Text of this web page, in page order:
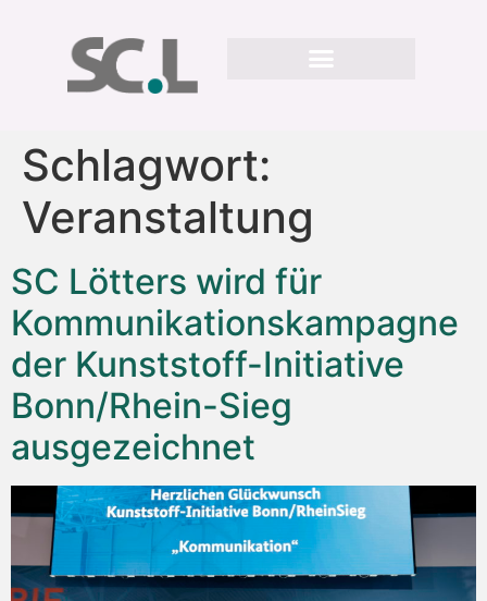
Schlagwort:
Veranstaltung
SC Lötters wird für
Kommunikationskampagne
der Kunststoff-Initiative
Bonn/Rhein-Sieg
ausgezeichnet